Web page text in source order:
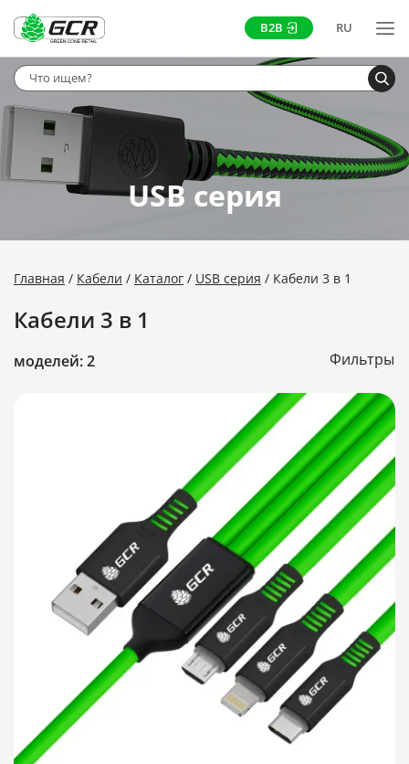
B2B RU
USB серия
Главная Кабели Каталог USB серия Кабели 3 в 1
Кабели 3 в 1
моделей: 2 Фильтры